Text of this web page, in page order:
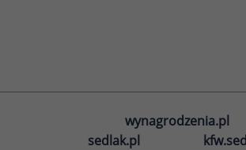
wynagrodzenia.pl
sedlak.pl